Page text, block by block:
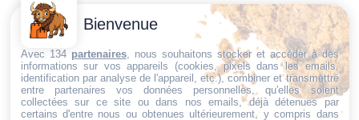
Trouvez ce qu'il vous faut,
au bon endroit
Conditions
générales
de vente
Politique de
cookies
Politique de
Contactez-
Nous
Email:
dt@sasbms.fr
Bienvenue
Avec 134 partenaires, nous souhaitons stocker et accéder à des
informations sur vos appareils (cookies, pixels dans les emails,
identification par analyse de l'appareil, etc.), combiner et transmettre
entre partenaires vos données personnelles, qu'elles soient
collectées sur ce site ou dans nos emails, déjà détenues par
certains d'entre nous ou obtenues ultérieurement, y compris dans